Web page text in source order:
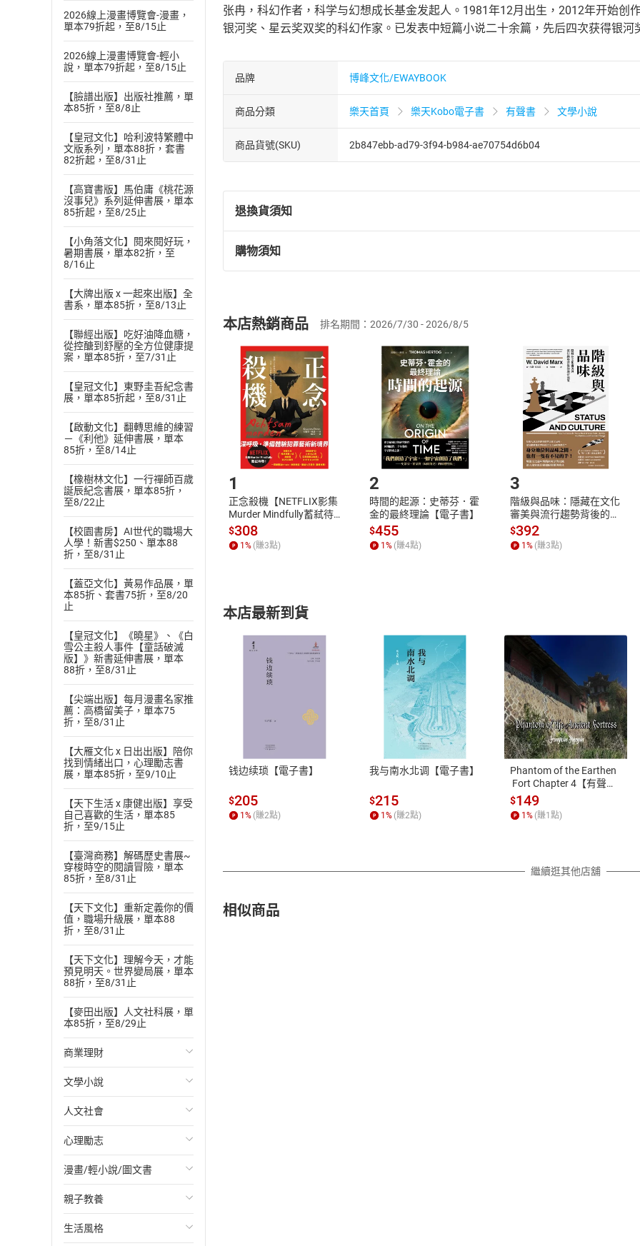
2026線上漫畫博覽會-漫畫，
單本79折起，至8/15止
2026線上漫畫博覽會-輕小
說，單本79折起，至8/15止
【臉譜出版】出版社推薦，單
本85折，至8/8止
【皇冠文化】哈利波特繁體中
文版系列，單本88折，套書
82折起，至8/31止
【高寶書版】馬伯庸《桃花源
沒事兒》系列延伸書展，單本
85折起，至8/25止
【小角落文化】閱來閱好玩，
暑期書展，單本82折，至
8/16止
【大牌出版 x 一起來出版】全
書系，單本85折，至8/13止
【聯經出版】吃好油降血糖，
從控醣到舒壓的全方位健康提
案，單本85折，至7/31止
【皇冠文化】東野圭吾紀念書
展，單本85折起，至8/31止
【啟動文化】翻轉思維的練習
－《利他》延伸書展，單本
85折，至8/14止
【橡樹林文化】一行禪師百歲
誕辰紀念書展，單本85折，
至8/22止
【校園書房】AI世代的職場大
人學！新書$250、單本88
折，至8/31止
【蓋亞文化】黃易作品展，單
本85折、套書75折，至8/20
止
【皇冠文化】《曉星》、《白
雪公主殺人事件【童話破滅
版】》新書延伸書展，單本
88折，至8/31止
【尖端出版】每月漫畫名家推
薦：高橋留美子，單本75
折，至8/31止
【大雁文化 x 日出出版】陪你
找到情緒出口，心理勵志書
展，單本85折，至9/10止
【天下生活 x 康健出版】享受
自己喜歡的生活，單本85
折，至9/15止
【臺灣商務】解碼歷史書展~
穿梭時空的閱讀冒險，單本
85折，至8/31止
【天下文化】重新定義你的價
值，職場升級展，單本88
折，至8/31止
【天下文化】理解今天，才能
預見明天。世界變局展，單本
88折，至8/31止
【麥田出版】人文社科展，單
本85折，至8/29止
商業理財
投資理財
經濟/趨勢
財務/金融
管理/領導
職場工作術
成功法
文學小說
歐美文學
日本文學
韓國文學
華文文學
經典文學
人文社會
國際關係
政治
社會科學
台灣/中國歷史
心理勵志
心靈成長/情緒
人際關係
兩性關係
漫畫/輕小說/圖文書
輕小說
奇幻/科幻
親子教養
教育現場
生活風格
张冉，科幻作者，科学与幻想成长基金发起人。1981年12月出生，2012年开始创
银河奖、星云奖双奖的科幻作家。已发表中短篇小说二十余篇，先后四次获得银
品牌 博峰文化/EWAYBOOK
商品分類 樂天首頁 樂天Kobo電子書 有聲書 文學小說
商品貨號(SKU) 2b847ebb-ad79-3f94-b984-ae70754d6b04
退換貨須知
退換貨規定：
(一)依消費者保護法第19條第1項後段暨通訊交易解除權合理例外情事適用
(二)消費者訂購本店鋪之商品即代表知悉本店鋪所銷售之商品為電子書，
且已下載/存取電子書，不得請求退貨退款。
退貨方式：您欲取消訂單或辦理退貨時，請登入樂天市場，並於「我的訂單
貨」，本店鋪將依您的申請進行審核，待審核通過後將為您辦理退款事宜。
請注意，樂天市場須以整筆訂單為單位進行取消/退貨，恕無法以單支商品取
購物須知
挑選商品
Choose
放入購物車
Shopping cart
登入帳號
Login
購書後，如何開始使用？
Step1.選擇閱讀載具 Step2.登入
付款方式
ATM轉帳、信用卡、LINE PAY、AFTEE
退換貨規範
本店是否提供消費者保護法七日猶
之權利，遽消費者保護法及通訊交
除權合理例外情事適用準則，依商
質各有不同規定。詳細退換貨說明
照各商品說明。
本店熱銷商品 排名期間：2026/7/30 - 2026/8/5
1
正念殺機【NETFLIX影集
Murder Mindfully蓄弒待
發】【電子書】
$308
1 % (賺3點)
2
時間的起源：史蒂芬．霍
金的最終理論【電子書】
$455
1 % (賺4點)
3
階級與品味：隱藏在文化
審美與流行趨勢背後的地
位渴望【電子書】
$392
1 % (賺3點)
本店最新到貨
钱边续琐【電子書】
$205
1% (賺2點)
我与南水北调【電子書】
$215
1% (賺2點)
Phantom of the Earthen
Fort Chapter 4【有聲
書】
$149
1% (賺1點)
繼續逛其他店舖
相似商品